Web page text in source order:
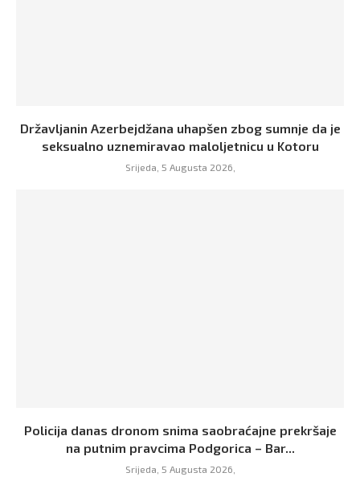
Državljanin Azerbejdžana uhapšen zbog sumnje da je
seksualno uznemiravao maloljetnicu u Kotoru
Srijeda, 5 Augusta 2026,
Policija danas dronom snima saobraćajne prekršaje
na putnim pravcima Podgorica – Bar...
Srijeda, 5 Augusta 2026,